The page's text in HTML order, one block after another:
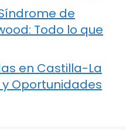
de
Todo lo que
en Castilla-La
Oportunidades